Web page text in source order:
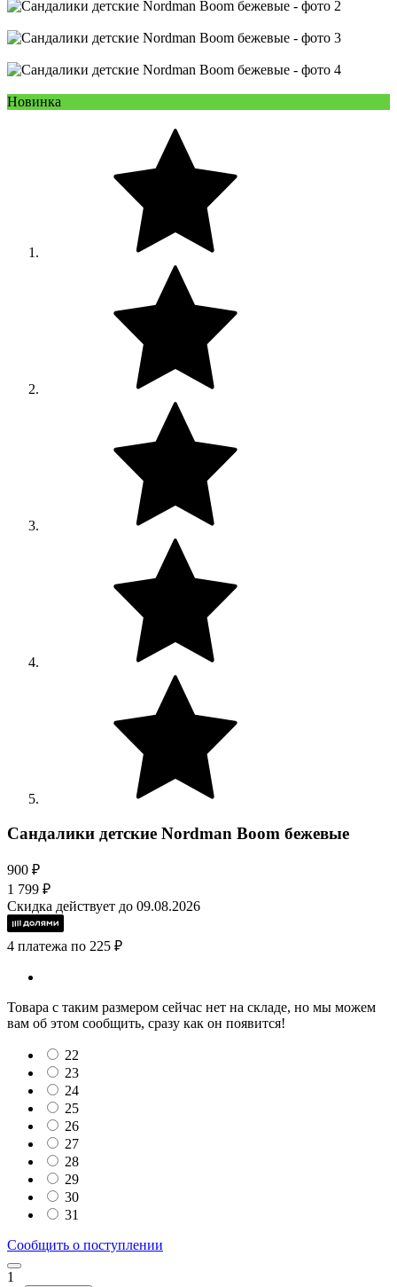
Новинка
Сандалики детские Nordman Boom бежевые
900 ₽
1 799 ₽
Скидка действует до 09.08.2026
4 платежа по 225 ₽
Товара с таким размером сейчас нет на складе, но мы можем
вам об этом сообщить, сразу как он появится!
22
23
24
25
26
27
28
29
30
31
Сообщить о поступлении
1